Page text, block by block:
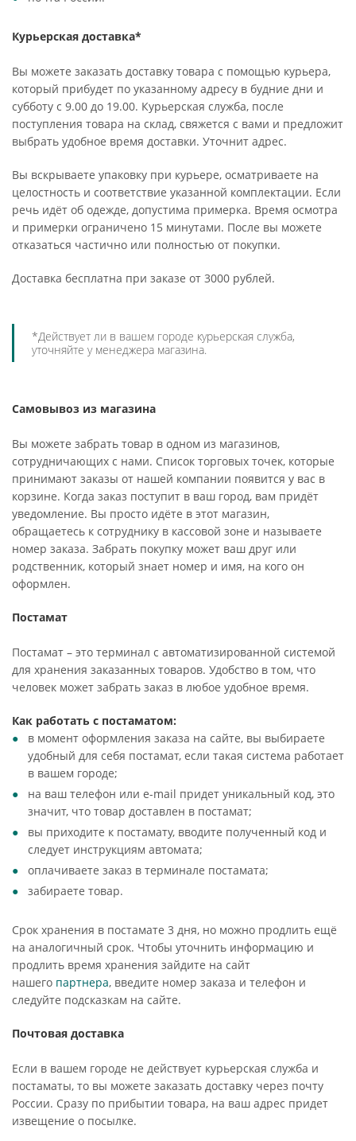
Курьерская доставка*
Вы можете заказать доставку товара с помощью курьера,
который прибудет по указанному адресу в будние дни и
субботу с 9.00 до 19.00. Курьерская служба, после
поступления товара на склад, свяжется с вами и предложит
выбрать удобное время доставки. Уточнит адрес.
Вы вскрываете упаковку при курьере, осматриваете на
целостность и соответствие указанной комплектации. Если
речь идёт об одежде, допустима примерка. Время осмотра
и примерки ограничено 15 минутами. После вы можете
отказаться частично или полностью от покупки.
Доставка бесплатна при заказе от 3000 рублей.
*Действует ли в вашем городе курьерская служба,
уточняйте у менеджера магазина.
Самовывоз из магазина
Вы можете забрать товар в одном из магазинов,
сотрудничающих с нами. Список торговых точек, которые
принимают заказы от нашей компании появится у вас в
корзине. Когда заказ поступит в ваш город, вам придёт
уведомление. Вы просто идёте в этот магазин,
обращаетесь к сотруднику в кассовой зоне и называете
номер заказа. Забрать покупку может ваш друг или
родственник, который знает номер и имя, на кого он
оформлен.
Постамат
Постамат – это терминал с автоматизированной системой
для хранения заказанных товаров. Удобство в том, что
человек может забрать заказ в любое удобное время.
Как работать с постаматом:
в момент оформления заказа на сайте, вы выбираете
удобный для себя постамат, если такая система работает
в вашем городе;
на ваш телефон или e-mail придет уникальный код, это
значит, что товар доставлен в постамат;
вы приходите к постамату, вводите полученный код и
следует инструкциям автомата;
оплачиваете заказ в терминале постамата;
забираете товар.
Срок хранения в постамате 3 дня, но можно продлить ещё
на аналогичный срок. Чтобы уточнить информацию и
продлить время хранения зайдите на сайт
нашего партнера, введите номер заказа и телефон и
следуйте подсказкам на сайте.
Почтовая доставка
Если в вашем городе не действует курьерская служба и
постаматы, то вы можете заказать доставку через почту
России. Сразу по прибытии товара, на ваш адрес придет
извещение о посылке.